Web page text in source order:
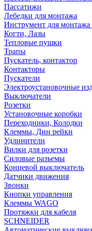
Пассатижи
Лебедки для монтажа
Инструмент для монтажа
Когти, Лазы
Тепловые пушки
Трапы
Пускатель, контактор
Контакторы
Пускатели
Электроустановочные
Выключатели
Розетки
Установочные коробки
Переходники, Колодки
Клеммы, Дин рейки
Удлинители
Вилки для розетки
Силовые разъемы
Концевой выключатель
Датчики движения
Звонки
Кнопки управления
Клеммы WAGO
Протяжки для кабеля
SCHNEIDER